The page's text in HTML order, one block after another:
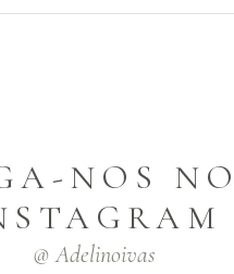
NOS NO
@ Adelinoivas